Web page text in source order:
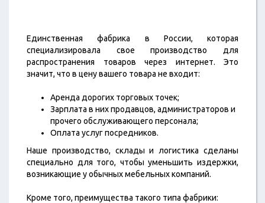
Единственная фабрика в России, которая
специализировала свое производство для
распространения товаров через интернет. Это
значит, что в цену вашего товара не входит:
Аренда дорогих торговых точек;
Зарплата в них продавцов, администраторов и
прочего обслуживающего персонала;
Оплата услуг посредников.
Наше производство, склады и логистика сделаны
специально для того, чтобы уменьшить издержки,
возникающие у обычных мебельных компаний.
Кроме того, преимущества такого типа фабрики: